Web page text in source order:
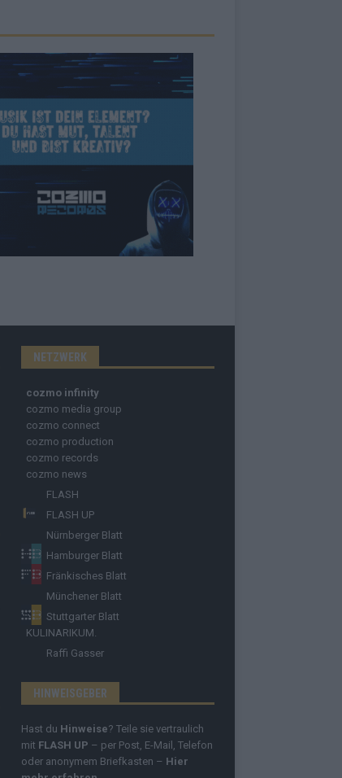
NETZWERK
cozmo infinity
cozmo media group
cozmo connect
cozmo production
cozmo records
cozmo news
FLASH
FLASH UP
Nürnberger Blatt
Hamburger Blatt
Fränkisches Blatt
Münchener Blatt
Stuttgarter Blatt
KULINARIKUM.
Raffi Gasser
HINWEISGEBER
Hast du Hinweise? Teile sie vertraulich
mit FLASH UP – per Post, E-Mail, Telefon
oder anonymem Briefkasten – Hier